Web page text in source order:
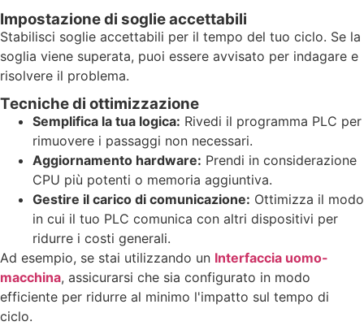
Impostazione di soglie accettabili
Stabilisci soglie accettabili per il tempo del tuo ciclo. Se la
soglia viene superata, puoi essere avvisato per indagare e
risolvere il problema.
Tecniche di ottimizzazione
Semplifica la tua logica: Rivedi il programma PLC per
rimuovere i passaggi non necessari.
Aggiornamento hardware: Prendi in considerazione
CPU più potenti o memoria aggiuntiva.
Gestire il carico di comunicazione: Ottimizza il modo
in cui il tuo PLC comunica con altri dispositivi per
ridurre i costi generali.
Ad esempio, se stai utilizzando un Interfaccia uomo-
macchina, assicurarsi che sia configurato in modo
efficiente per ridurre al minimo l'impatto sul tempo di
ciclo.